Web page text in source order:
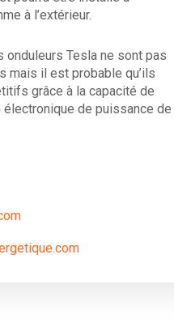
à l’extérieur.
onduleurs Tesla ne sont pas
mais il est probable qu’ils
grâce à la capacité de
électronique de puissance de